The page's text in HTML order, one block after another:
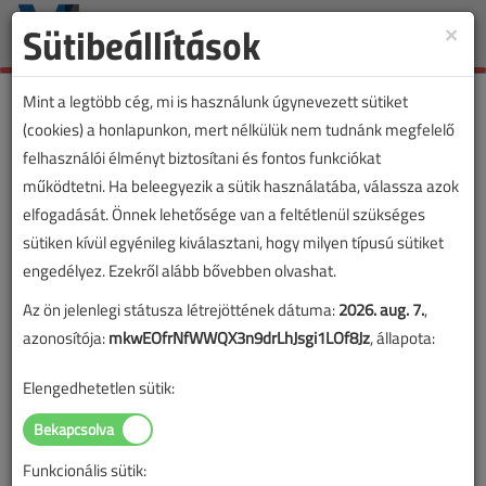
Toggle
×
Sütibeállítások
Mint a legtöbb cég, mi is használunk úgynevezett sütiket
(cookies) a honlapunkon, mert nélkülük nem tudnánk megfelelő
felhasználói élményt biztosítani és fontos funkciókat
működtetni. Ha beleegyezik a sütik használatába, válassza azok
elfogadását. Önnek lehetősége van a feltétlenül szükséges
sütiken kívül egyénileg kiválasztani, hogy milyen típusú sütiket
engedélyez. Ezekről alább bővebben olvashat.
Az ön jelenlegi státusza létrejöttének dátuma:2026. aug. 7.,
azonosítója:mkwEOfrNfWWQX3n9drLhJsgi1LOf8Jz, állapota:
Elengedhetetlen sütik:
Funkcionális sütik: